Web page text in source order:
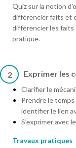
Quiz sur la notion
différencier faits et
différencier les faits
pratique.
2 Exprimer les
Clarifier le
Prendre le
identifier le lien
S’exprimer avec
Travaux pratiques